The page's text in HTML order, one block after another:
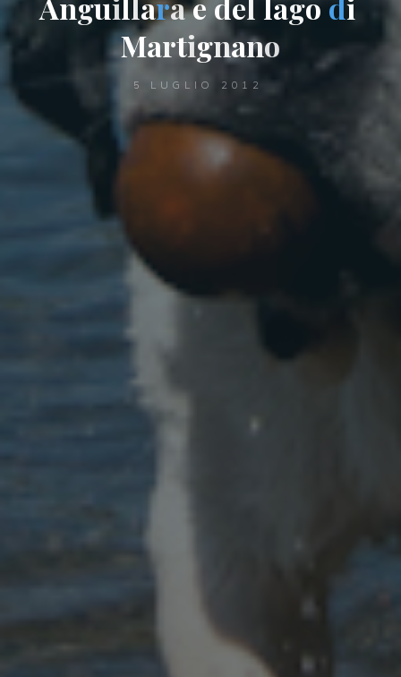
Anguillarae del lago di
Martignano
5 LUGLIO 2012